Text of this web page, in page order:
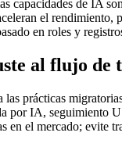
de IA
el
en roles y
al flujo de
prácticas
IA, seguimiento
el mercado; evite